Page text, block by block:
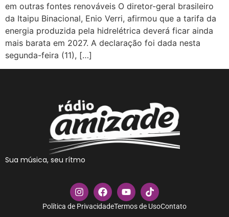
em outras fontes renováveis O diretor-geral brasileiro
da Itaipu Binacional, Enio Verri, afirmou que a tarifa da
energia produzida pela hidrelétrica deverá ficar ainda
mais barata em 2027. A declaração foi dada nesta
segunda-feira (11), […]
Sua música, seu rítmo
Política de PrivacidadeTermos de UsoContato